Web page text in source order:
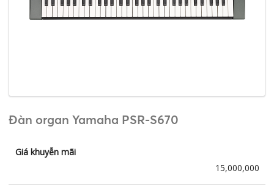
Đàn organ Yamaha PSR-S670
Giá khuyễn mãi
15,000,000